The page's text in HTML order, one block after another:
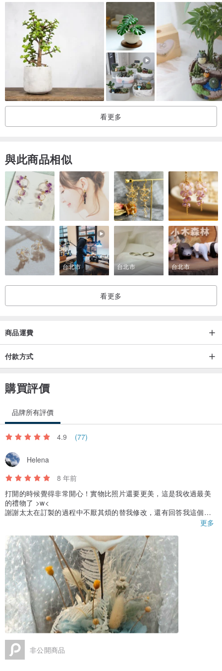
掉落，考量此已把花材量增加、並加強底部堅固
購買前可以先了解以上注意事項，無法接受者請勿下訂，感謝您~~~
看更多
與此商品相似
台北市 台北市 台北市
看更多
商品運費
付款方式
購買評價
品牌所有評價
4.9 (77)
Helena
8 年前
打開的時候覺得非常開心！實物比照片還要更美，這是我收過最美
的禮物了 >w<
謝謝太太在訂製的過程中不厭其煩的替我修改，還有回答我這個新
手客人的各種疑難雜症(?) 真的很高興這份有紀念性價值的禮物是由
辛苦了！以後有機會再來麻煩您了～
更多
非公開商品